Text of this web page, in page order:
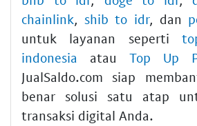
chainlink,shib to idr, dan
untuk layanan seperti
indonesia atau Top Up
JualSaldo.com siap
benar solusi satu atap
transaksi digital Anda.